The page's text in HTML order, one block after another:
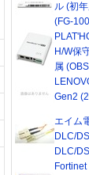
ル (初
(FG-
H/W保
属
Gen2
エイム
DLC/
DLC/